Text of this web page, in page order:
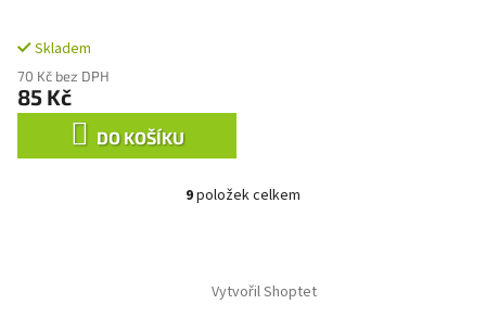
Skladem
70 Kč bez DPH
85 Kč
DO KOŠÍKU
O
d
9položek celkem
Vytvořil Shoptet